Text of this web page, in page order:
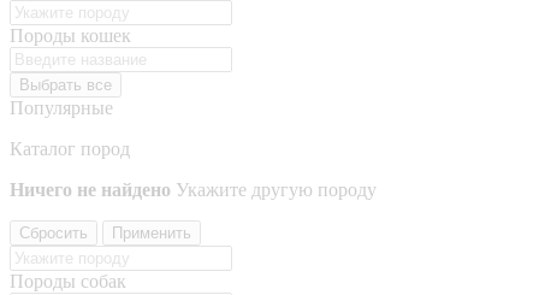
Породы кошек
Выбрать все
Популярные
Каталог пород
Ничего не найдено Укажите другую породу
Сбросить Применить
Породы собак